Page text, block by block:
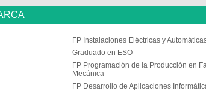
FP Instalaciones Eléctricas y
Graduado en ESO
FP Programación de la Producción en
Mecánica
FP Desarrollo de Aplicaciones